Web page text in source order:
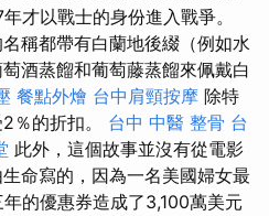
才以戰士的身份進入戰爭。
稱都帶有白蘭地後綴（例如水
酒蒸餾和葡萄藤蒸餾來佩戴白
餐點外燴 台中肩頸按摩 除特
％的折扣。 台中 中醫 整骨 台
此外，這個故事並沒有從電影
命寫的，因為一名美國婦女最
的優惠券造成了3,100萬美元